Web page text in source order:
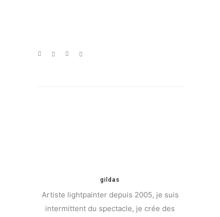
gildas
Artiste lightpainter depuis 2005, je suis
intermittent du spectacle, je crée des